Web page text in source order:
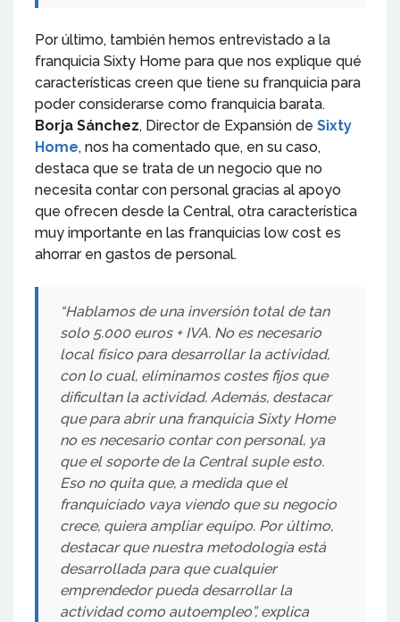
Por último, también hemos entrevistado a la
franquicia Sixty Home para que nos explique qué
características creen que tiene su franquicia para
poder considerarse como franquicia barata.
Borja Sánchez, Director de Expansión de Sixty
Home, nos ha comentado que, en su caso,
destaca que se trata de un negocio que no
necesita contar con personal gracias al apoyo
que ofrecen desde la Central, otra característica
muy importante en las franquicias low cost es
ahorrar en gastos de personal.
“Hablamos de una inversión total de tan
solo 5.000 euros + IVA. No es necesario
local físico para desarrollar la actividad,
con lo cual, eliminamos costes fijos que
dificultan la actividad. Además, destacar
que para abrir una franquicia Sixty Home
no es necesario contar con personal, ya
que el soporte de la Central suple esto.
Eso no quita que, a medida que el
franquiciado vaya viendo que su negocio
crece, quiera ampliar equipo. Por último,
destacar que nuestra metodología está
desarrollada para que cualquier
emprendedor pueda desarrollar la
actividad como autoempleo”, explica